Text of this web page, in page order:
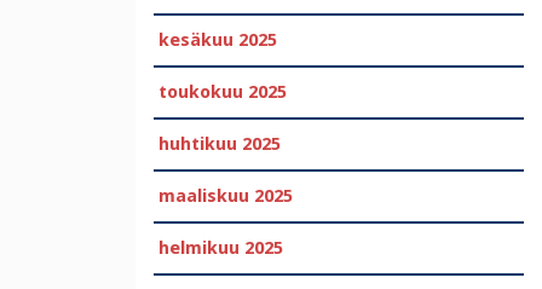
kesäkuu 2025
toukokuu 2025
huhtikuu 2025
maaliskuu 2025
helmikuu 2025